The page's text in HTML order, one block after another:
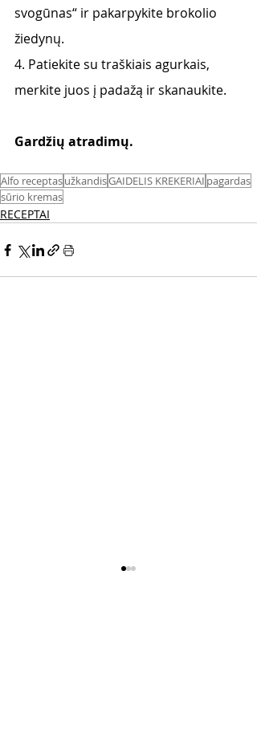
svogūnas“ ir pakarpykite brokolio
žiedynų.
4. Patiekite su traškiais agurkais,
merkite juos į padažą ir skanaukite.
Gardžių atradimų.
Alfo receptasužkandisGAIDELIS KREKERIAI pagardas
sūrio kremas
RECEPTAI